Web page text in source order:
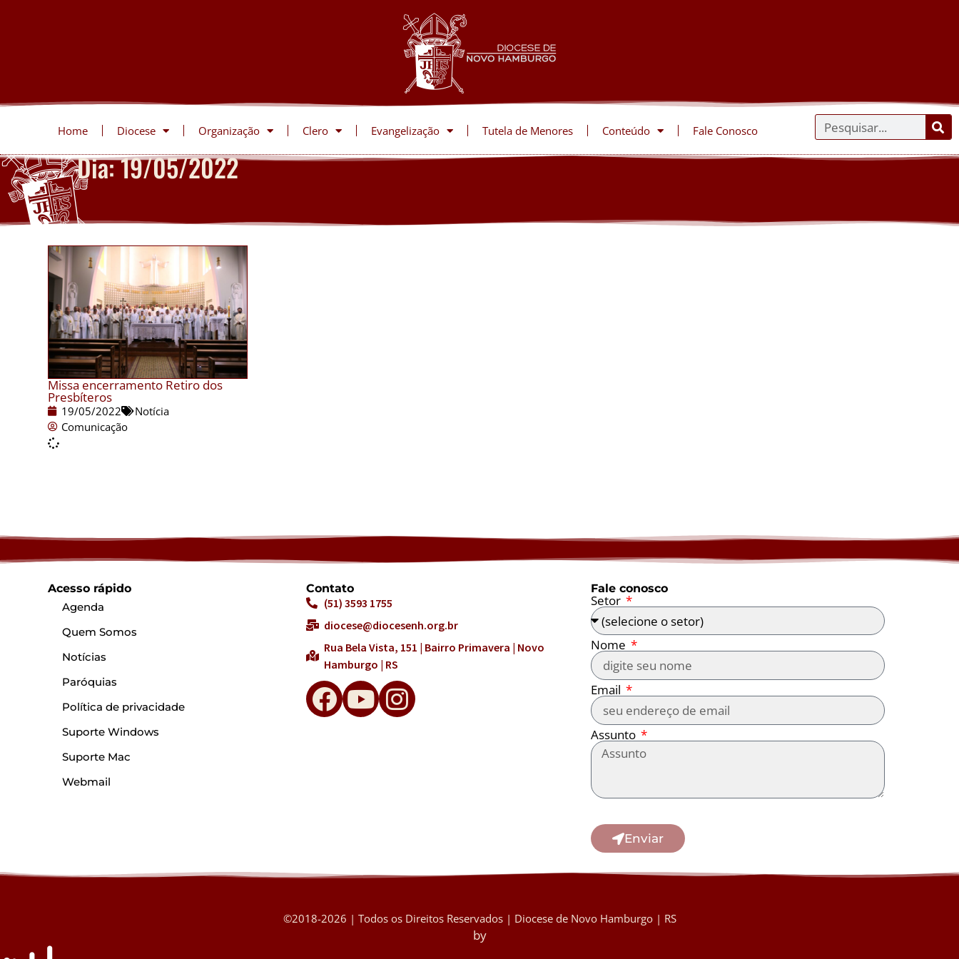
Home Diocese Organização Clero Evangelização Tutela de Menores Conteúdo Fale Conosco
Dia: 19/05/2022
Missa encerramento Retiro dos
Presbíteros
19/05/2022
Notícia
Comunicação
Acesso rápido
Agenda
Quem Somos
Notícias
Paróquias
Política de privacidade
Suporte Windows
Suporte Mac
Webmail
Contato
(51) 3593 1755
diocese@diocesenh.org.br
Rua Bela Vista, 151 | Bairro Primavera | Novo
Hamburgo | RS
Fale conosco
Setor
Nome
Email
Assunto
Enviar
©2018-2026 | Todos os Direitos Reservados | Diocese de Novo Hamburgo | RS
by